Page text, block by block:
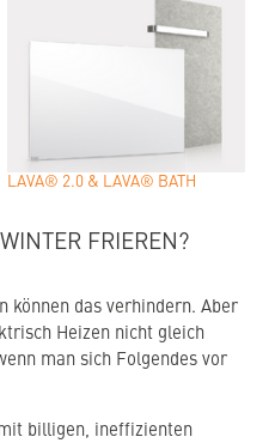
LAVA® 2.0 & LAVA® BATH
FRIEREN?
können das verhindern. Aber
Heizen nicht gleich
man sich Folgendes vor
billigen, ineffizienten